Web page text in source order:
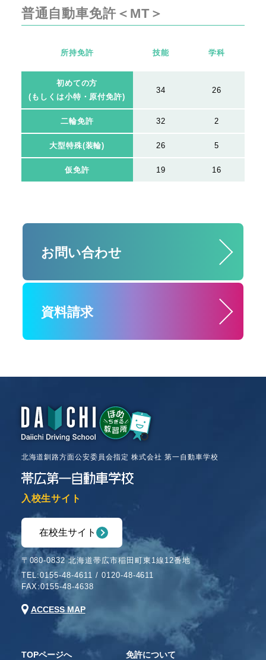
普通自動車免許＜MT＞
所持免許 技能 学科
初めての方
(もしくは小特・原付免許)
34 26
二輪免許 32 2
大型特殊(装輪) 26 5
仮免許 19 16
お問い合わせ
資料請求
北海道釧路方面公安委員会指定 株式会社 第一自動車学校
入校生サイト
在校生サイト
〒080-0832 北海道帯広市稲田町東1線12番地
TEL:0155-48-4611 / 0120-48-4611
FAX:0155-48-4638
ACCESS MAP
TOPページへ 免許について